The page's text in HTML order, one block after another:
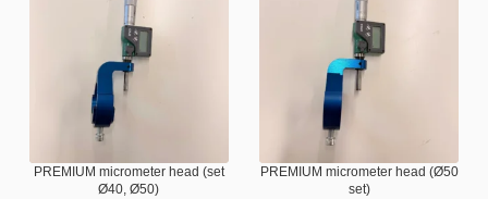
PREMIUM micrometer head (set
Ø40, Ø50)
PREMIUM micrometer head (Ø50
set)